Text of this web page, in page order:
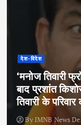
देश-विदेश
‘मनोज तिवारी
बाद प्रशांत
तिवारी के
By IMNB News